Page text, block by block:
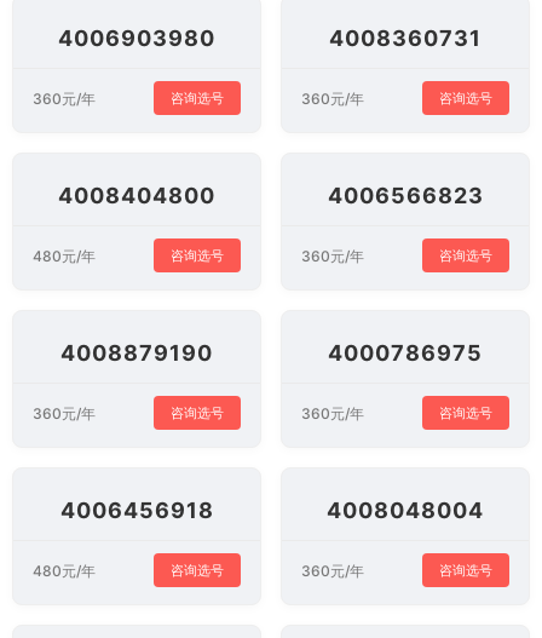
4006903980
360元/年 咨询选号
4008360731
360元/年 咨询选号
4008404800
480元/年 咨询选号
4006566823
360元/年 咨询选号
4008879190
360元/年 咨询选号
4000786975
360元/年 咨询选号
4006456918
480元/年 咨询选号
4008048004
360元/年 咨询选号